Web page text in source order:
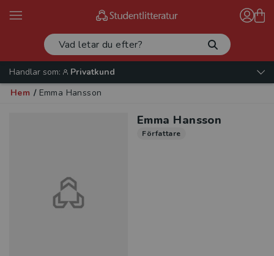
Handlar som:
Privatkund
Hem / Emma Hansson
Emma Hansson
Författare